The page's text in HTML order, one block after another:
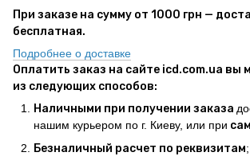
При заказе на сумму от 1000 грн —
бесплатная.
Подробнее о доставке
Оплатить заказ на сайте icd.com.ua
из следующих способов:
Наличными при получении заказа
нашим курьером по г. Киеву, или при
Безналичный расчет по реквизитам;